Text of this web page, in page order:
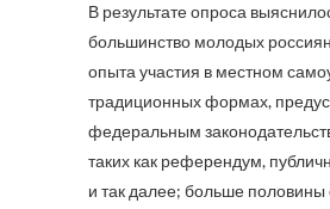
В результате опроса
большинство молодых
опыта участия в местном
традиционных формах,
федеральным
таких как референдум,
и так далее; больше половины